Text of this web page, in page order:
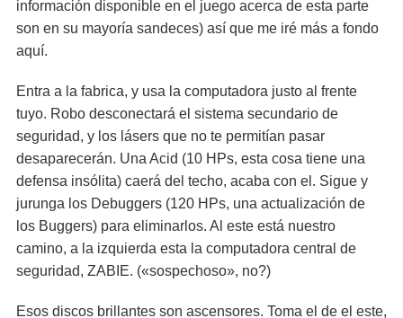
información disponible en el juego acerca de esta parte
son en su mayoría sandeces) así que me iré más a fondo
aquí.
Entra a la fabrica, y usa la computadora justo al frente
tuyo. Robo desconectará el sistema secundario de
seguridad, y los lásers que no te permitían pasar
desaparecerán. Una Acid (10 HPs, esta cosa tiene una
defensa insólita) caerá del techo, acaba con el. Sigue y
jurunga los Debuggers (120 HPs, una actualización de
los Buggers) para eliminarlos. Al este está nuestro
camino, a la izquierda esta la computadora central de
seguridad, ZABIE. («sospechoso», no?)
Esos discos brillantes son ascensores. Toma el de el este,